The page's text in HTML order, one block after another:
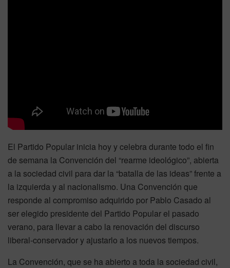
El Partido Popular inicia hoy y celebra durante todo el fin
de semana la Convención del “rearme ideológico”, abierta
a la sociedad civil para dar la “batalla de las ideas” frente a
la izquierda y al nacionalismo. Una Convención que
responde al compromiso adquirido por Pablo Casado al
ser elegido presidente del Partido Popular el pasado
verano, para llevar a cabo la renovación del discurso
liberal-conservador y ajustarlo a los nuevos tiempos.
La Convención, que se ha abierto a toda la sociedad civil,